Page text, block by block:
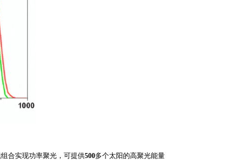
合实现功率聚光，可提供500多个太阳的高聚光能量